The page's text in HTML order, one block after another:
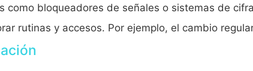
como bloqueadores de señales o sistemas de
rutinas y accesos. Por ejemplo, el cambio